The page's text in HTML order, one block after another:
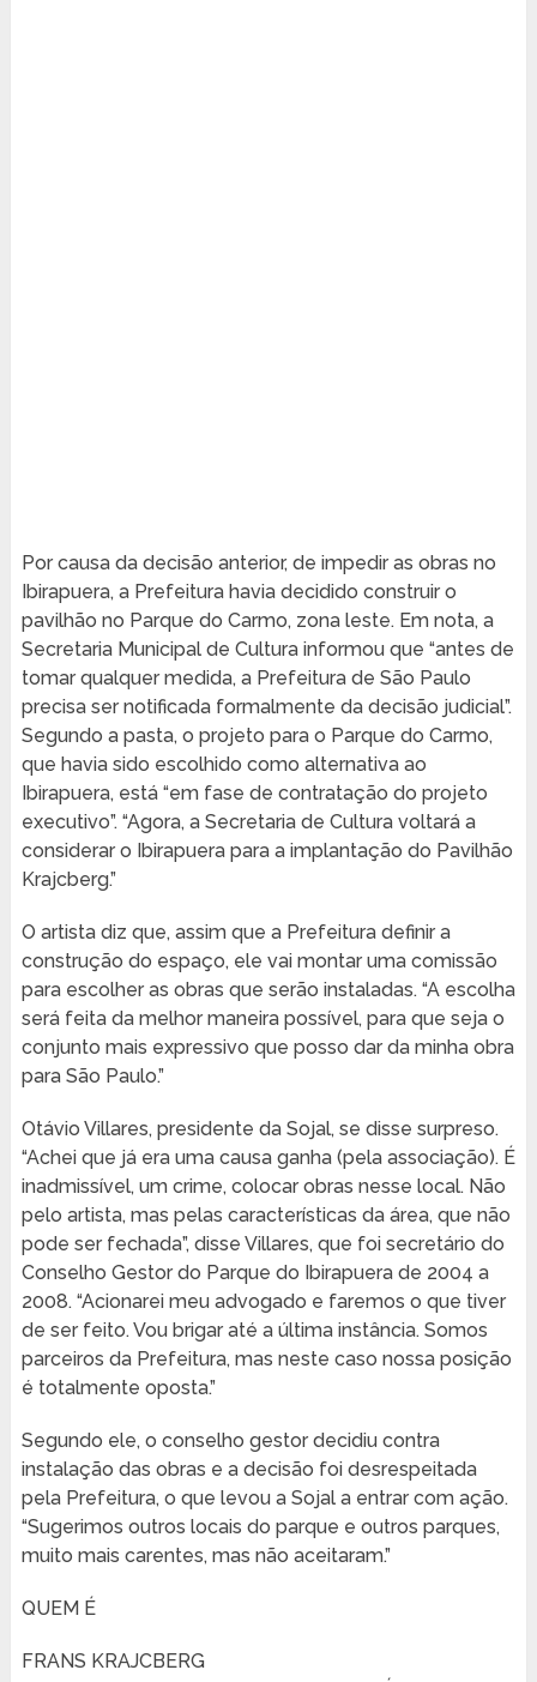
Por causa da decisão anterior, de impedir as obras no
Ibirapuera, a Prefeitura havia decidido construir o
pavilhão no Parque do Carmo, zona leste. Em nota, a
Secretaria Municipal de Cultura informou que “antes de
tomar qualquer medida, a Prefeitura de São Paulo
precisa ser notificada formalmente da decisão judicial”.
Segundo a pasta, o projeto para o Parque do Carmo,
que havia sido escolhido como alternativa ao
Ibirapuera, está “em fase de contratação do projeto
executivo”. “Agora, a Secretaria de Cultura voltará a
considerar o Ibirapuera para a implantação do Pavilhão
Krajcberg.”
O artista diz que, assim que a Prefeitura definir a
construção do espaço, ele vai montar uma comissão
para escolher as obras que serão instaladas. “A escolha
será feita da melhor maneira possível, para que seja o
conjunto mais expressivo que posso dar da minha obra
para São Paulo.”
Otávio Villares, presidente da Sojal, se disse surpreso.
“Achei que já era uma causa ganha (pela associação). É
inadmissível, um crime, colocar obras nesse local. Não
pelo artista, mas pelas características da área, que não
pode ser fechada”, disse Villares, que foi secretário do
Conselho Gestor do Parque do Ibirapuera de 2004 a
2008. “Acionarei meu advogado e faremos o que tiver
de ser feito. Vou brigar até a última instância. Somos
parceiros da Prefeitura, mas neste caso nossa posição
é totalmente oposta.”
Segundo ele, o conselho gestor decidiu contra
instalação das obras e a decisão foi desrespeitada
pela Prefeitura, o que levou a Sojal a entrar com ação.
“Sugerimos outros locais do parque e outros parques,
muito mais carentes, mas não aceitaram.”
QUEM É
FRANS KRAJCBERG